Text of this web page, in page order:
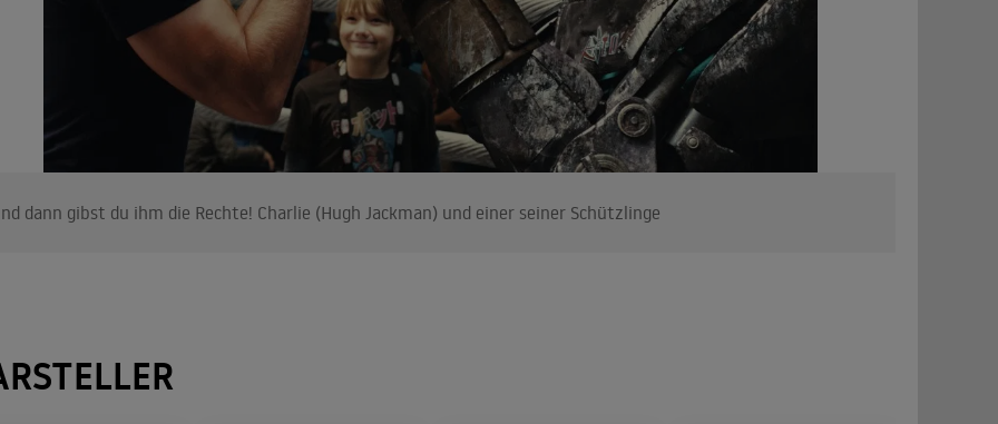
dann gibst du ihm die Rechte! Charlie (Hugh Jackman) und einer seiner Schützlinge